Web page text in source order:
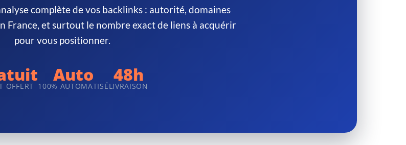
complète de vos backlinks : autorité, domaines
France, et surtout le nombre exact de liens à acquérir
pour vous positionner.
OFFERT
Auto
100% AUTOMATISÉ
48h
LIVRAISON